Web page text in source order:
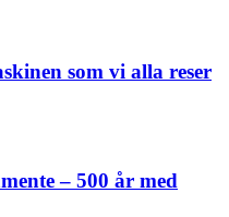
som vi alla reser
– 500 år med